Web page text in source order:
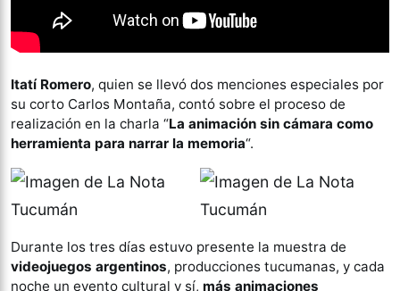
Itatí Romero, quien se llevó dos menciones especiales por
su corto Carlos Montaña, contó sobre el proceso de
realización en la charla “La animación sin cámara como
herramienta para narrar la memoria“.
Durante los tres días estuvo presente la muestra de
videojuegos argentinos, producciones tucumanas, y cada
noche un evento cultural y sí, más animaciones